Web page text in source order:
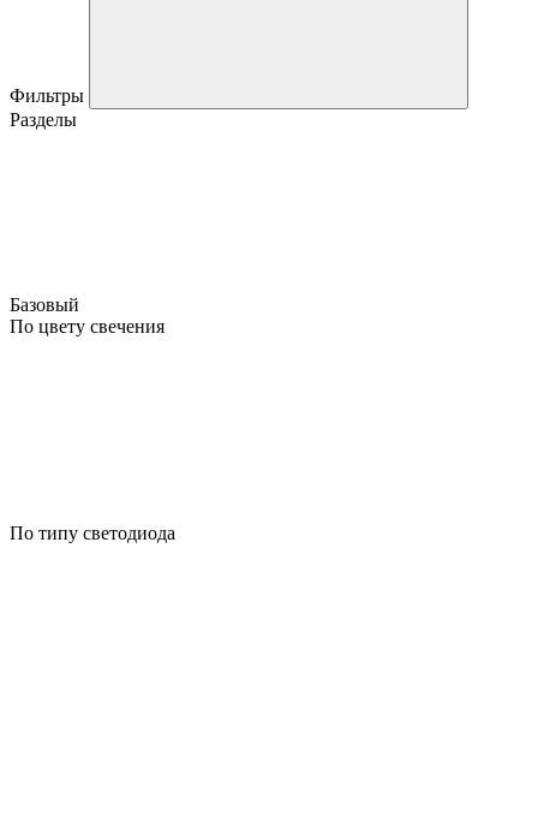
Фильтры
Разделы
Базовый
По цвету свечения
По типу светодиода